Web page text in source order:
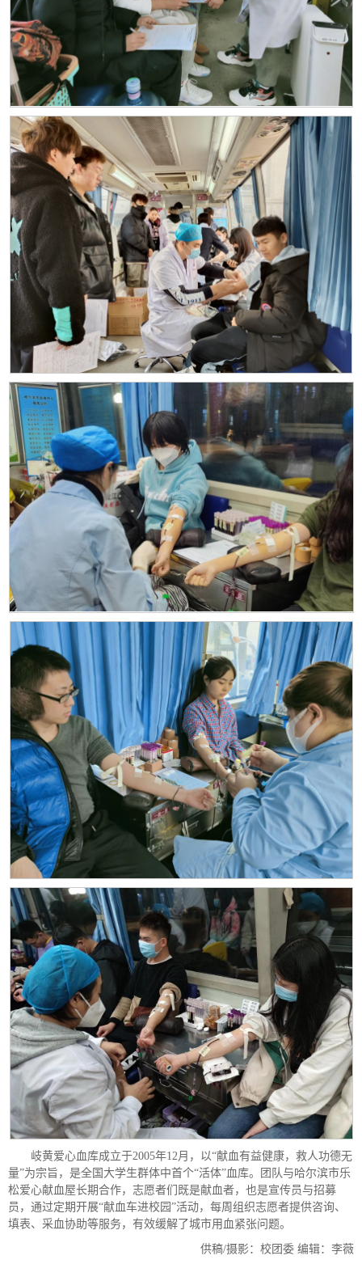
岐黄爱心血库成立于2005年12月，以“献血有益健康，救人功德无
量”为宗旨，是全国大学生群体中首个“活体”血库。团队与哈尔滨市乐
松爱心献血屋长期合作，志愿者们既是献血者，也是宣传员与招募
员，通过定期开展“献血车进校园”活动，每周组织志愿者提供咨询、
填表、采血协助等服务，有效缓解了城市用血紧张问题。
供稿/摄影：校团委 编辑：李薇